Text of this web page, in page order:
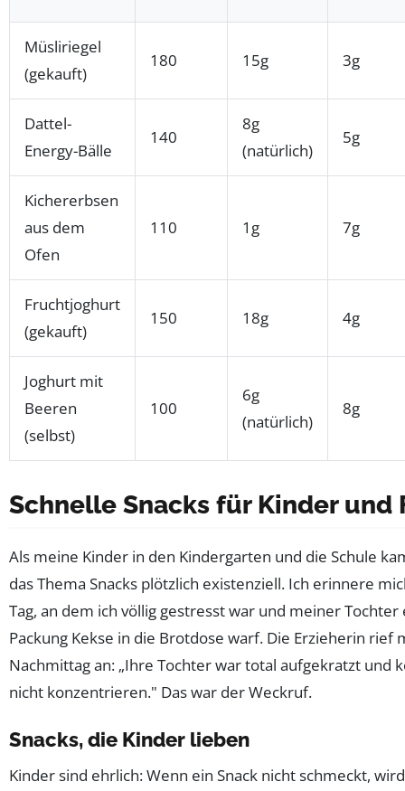
Müsliriegel
(gekauft)
180 15g 3g
Dattel-
Energy-Bälle
140
8g
(natürlich)
5g
Kichererbsen
aus dem
Ofen
110 1g 7g
Fruchtjoghurt
(gekauft)
150 18g 4g
Joghurt mit
Beeren
(selbst)
100
6g
(natürlich)
8g
Schnelle Snacks für Kinder und
Als meine Kinder in den Kindergarten und die Schule
das Thema Snacks plötzlich existenziell. Ich erinnere
Tag, an dem ich völlig gestresst war und meiner Tochter
Packung Kekse in die Brotdose warf. Die Erzieherin rief
Nachmittag an: „Ihre Tochter war total aufgekratzt und
nicht konzentrieren." Das war der Weckruf.
Snacks, die Kinder lieben
Kinder sind ehrlich: Wenn ein Snack nicht schmeckt,